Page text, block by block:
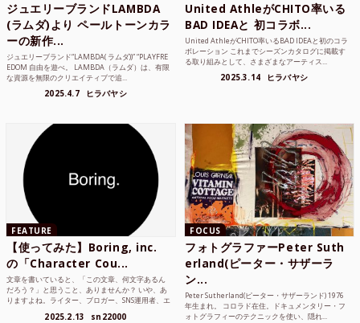
ジュエリーブランドLAMBDA
(ラムダ)より ペールトーンカラ
ーの新作...
ジュエリーブランド“LAMBDA( ラムダ))” “PLAYFRE
EDOM 自由を遊べ。 LAMBDA（ラムダ）は、有限
な資源を無限のクリエイティブで追...
2025.4.7 ヒラバヤシ
United AthleがCHITO率いる
BAD IDEAと 初コラボ...
United AthleがCHITO率いるBAD IDEAと初のコラ
ボレーション これまでシーズンカタログに掲載す
る取り組みとして、さまざまなアーティス...
2025.3.14 ヒラバヤシ
FEATURE
【使ってみた】Boring, inc.
の「Character Cou...
文章を書いていると、「この文章、何文字あるん
だろう？」と思うこと、ありませんか？ いや、あ
りますよね。ライター、ブロガー、SNS運用者、エ
2025.2.13 sn22000
FOCUS
フォトグラファーPeter Suth
erland(ピーター・サザーラ
ン...
Peter Sutherland(ピーター・サザーランド) 1976
年生まれ。 コロラド在住。ドキュメンタリー・フ
ォトグラフィーのテクニックを使い、隠れ...